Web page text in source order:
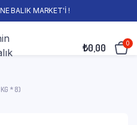
BALIK MARKET'İ !
₺0,00 0
* 8)